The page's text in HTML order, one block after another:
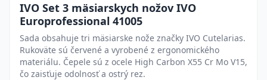
IVO Set 3 mäsiarskych nožov IVO
Europrofessional 41005
Sada obsahuje tri mäsiarske nože značky IVO Cutelarias.
Rukoväte sú červené a vyrobené z ergonomického
materiálu. Čepele sú z ocele High Carbon X55 Cr Mo V15,
čo zaisťuje odolnosť a ostrý rez.